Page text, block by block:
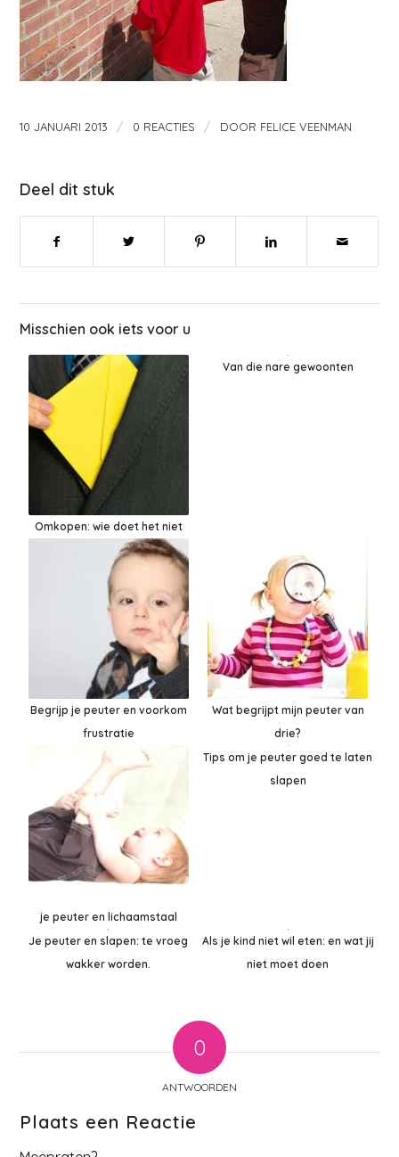
10 JANUARI 2013 / 0 REACTIES / DOOR FELICE VEENMAN
Deel dit stuk
Misschien ook iets voor u
Omkopen: wie doet het niet
Van die nare gewoonten
Begrijp je peuter en voorkom
frustratie
Wat begrijpt mijn peuter van
drie?
je peuter en lichaamstaal
Tips om je peuter goed te laten
slapen
Je peuter en slapen: te vroeg
wakker worden.
Als je kind niet wil eten: en wat jij
niet moet doen
0
ANTWOORDEN
Plaats een Reactie